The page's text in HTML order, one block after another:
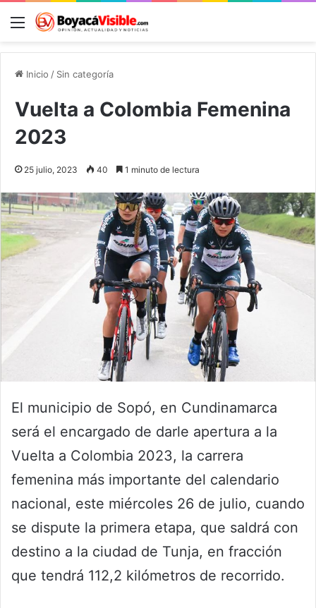
Menú
Inicio / Sin categoría
Vuelta a Colombia Femenina
2023
25 julio, 2023 40 1 minuto de lectura
El municipio de Sopó, en Cundinamarca
será el encargado de darle apertura a la
Vuelta a Colombia 2023, la carrera
femenina más importante del calendario
nacional, este miércoles 26 de julio, cuando
se dispute la primera etapa, que saldrá con
destino a la ciudad de Tunja, en fracción
que tendrá 112,2 kilómetros de recorrido.